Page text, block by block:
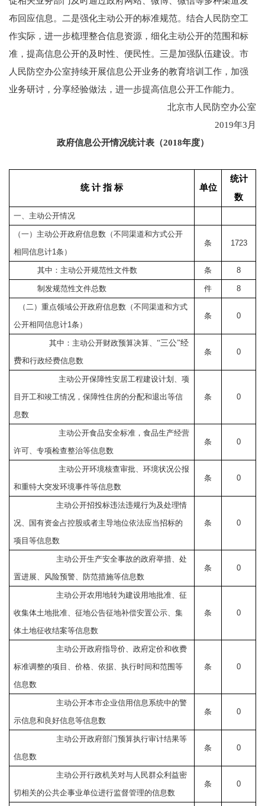
布回应信息。二是强化主动公开的标准规范。结合人民防空工
作实际，进一步梳理整合信息资源，细化主动公开的范围和标
准，提高信息公开的及时性、便民性。三是加强队伍建设。市
人民防空办公室持续开展信息公开业务的教育培训工作，加强
业务研讨，分享经验做法，进一步提高信息公开工作能力。
北京市人民防空办公室
2019年3月
政府信息公开情况统计表（2018年度）
统 计 指 标 单位
统计
数
一、主动公开情况
（一）主动公开政府信息数（不同渠道和方式公开
相同信息计1条）
条 1723
其中：主动公开规范性文件数 条 8
制发规范性文件总数 件 8
（二）重点领域公开政府信息数（不同渠道和方式
公开相同信息计1条）
条 0
其中：主动公开财政预算决算、“三公”经
费和行政经费信息数
条 0
主动公开保障性安居工程建设计划、项
目开工和竣工情况，保障性住房的分配和退出等信
息数
条 0
主动公开食品安全标准，食品生产经营
许可、专项检查整治等信息数
条 0
主动公开环境核查审批、环境状况公报
和重特大突发环境事件等信息数
条 0
主动公开招投标违法违规行为及处理情
况、国有资金占控股或者主导地位依法应当招标的
项目等信息数
条 0
主动公开生产安全事故的政府举措、处
置进展、风险预警、防范措施等信息数
条 0
主动公开农用地转为建设用地批准、征
收集体土地批准、征地公告征地补偿安置公示、集
体土地征收结案等信息数
条 0
主动公开政府指导价、政府定价和收费
标准调整的项目、价格、依据、执行时间和范围等
信息数
条 0
主动公开本市企业信用信息系统中的警
示信息和良好信息等信息数
条 0
主动公开政府部门预算执行审计结果等
信息数
条 0
主动公开行政机关对与人民群众利益密
切相关的公共企事业单位进行监督管理的信息数
条 0